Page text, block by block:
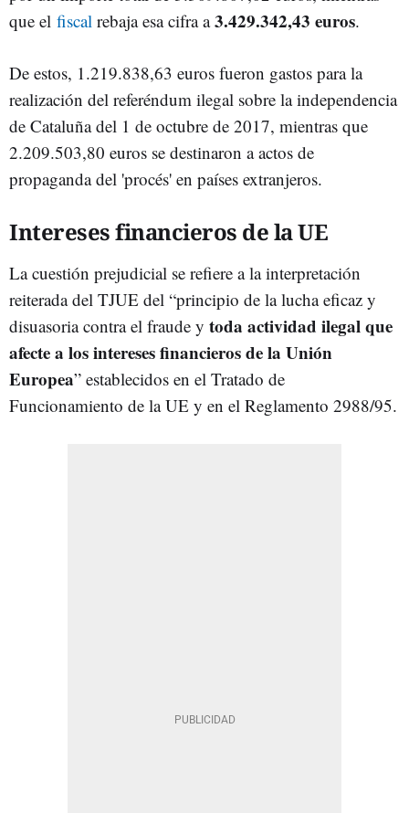
que el fiscal rebaja esa cifra a3.429.342,43 euros.
De estos, 1.219.838,63 euros fueron gastos para la
realización del referéndum ilegal sobre la independencia
de Cataluña del 1 de octubre de 2017, mientras que
2.209.503,80 euros se destinaron a actos de
propaganda del 'procés' en países extranjeros.
Intereses financieros de la UE
La cuestión prejudicial se refiere a la interpretación
reiterada del TJUE del “principio de la lucha eficaz y
disuasoria contra el fraude y toda actividad ilegal que
afecte a los intereses financieros de la Unión
Europea” establecidos en el Tratado de
Funcionamiento de la UE y en el Reglamento 2988/95.